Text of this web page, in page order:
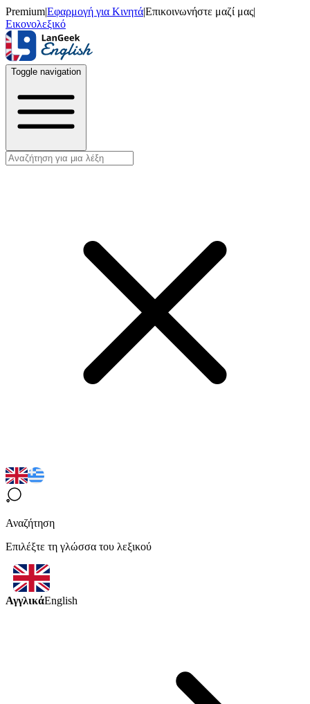
Premium|Εφαρμογή για Κινητά|Επικοινωνήστε μαζί μας|
Εικονολεξικό
Toggle navigation
Αναζήτηση
Επιλέξτε τη γλώσσα του λεξικού
ΑγγλικάEnglish